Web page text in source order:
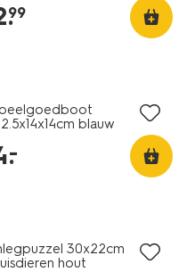
.
99
blauw
.
–
30x22cm
hout